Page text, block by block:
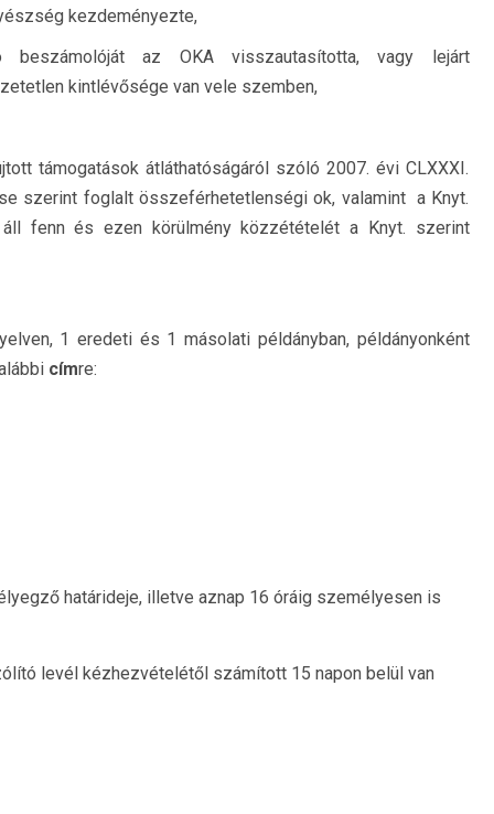
kezdeményezte,
beszámolóját az OKA visszautasította, vagy lejárt
kintlévősége van vele szemben,
támogatások átláthatóságáról szóló 2007. évi CLXXXI.
szerint foglalt összeférhetetlenségi ok, valamint a Knyt.
fenn és ezen körülmény közzétételét a Knyt. szerint
1 eredeti és 1 másolati példányban, példányonként
címre:
határideje, illetve aznap 16 óráig személyesen is
levél kézhezvételétől számított 15 napon belül van